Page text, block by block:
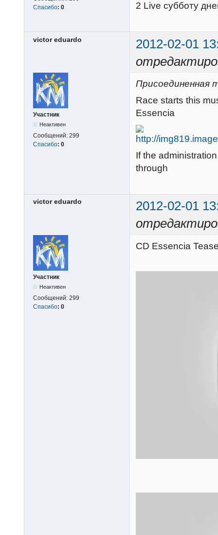
Спасибо: 0
2 Live субботу
victor eduardo
2012-02-01
Участник
Неактивен
Сообщений: 299
Спасибо: 0
Присоединенная
Race starts this
Essencia
If the
through
victor eduardo
2012-02-01
Участник
Неактивен
Сообщений: 299
Спасибо: 0
CD Essencia